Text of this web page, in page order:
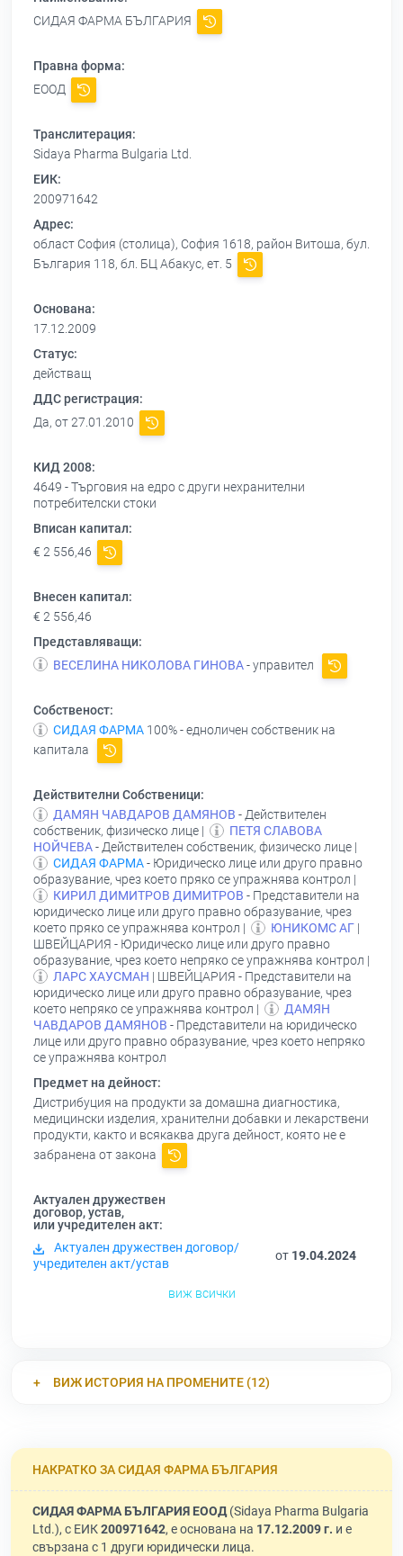
СИДАЯ ФАРМА БЪЛГАРИЯ
Правна форма:
ЕООД
Транслитерация:
Sidaya Pharma Bulgaria Ltd.
ЕИК:
200971642
Адрес:
област София (столица), София 1618, район Витоша, бул.
България 118, бл. БЦ Абакус, ет. 5
Основана:
17.12.2009
Статус:
действащ
ДДС регистрация:
Да, от 27.01.2010
КИД 2008:
4649 - Търговия на едро с други нехранителни
потребителски стоки
Вписан капитал:
€ 2 556,46
Внесен капитал:
€ 2 556,46
Представляващи:
ВЕСЕЛИНА НИКОЛОВА ГИНОВА- управител
Собственост:
СИДАЯ ФАРМА 100% - едноличен собственик на
капитала
Действителни Собственици:
ДАМЯН ЧАВДАРОВ ДАМЯНОВ - Действителен
собственик, физическо лице |
ПЕТЯ СЛАВОВА
НОЙЧЕВА- Действителен собственик, физическо лице |
СИДАЯ ФАРМА- Юридическо лице или друго правно
образувание, чрез което пряко се упражнява контрол |
КИРИЛ ДИМИТРОВ ДИМИТРОВ - Представители на
юридическо лице или друго правно образувание, чрез
което пряко се упражнява контрол |
ЮНИКОМС АГ |
ШВЕЙЦАРИЯ - Юридическо лице или друго правно
образувание, чрез което непряко се упражнява контрол |
ЛАРС ХАУСМАН | ШВЕЙЦАРИЯ - Представители на
юридическо лице или друго правно образувание, чрез
което непряко се упражнява контрол |
ДАМЯН
ЧАВДАРОВ ДАМЯНОВ - Представители на юридическо
лице или друго правно образувание, чрез което непряко
се упражнява контрол
Предмет на дейност:
Дистрибуция на продукти за домашна диагностика,
медицински изделия, хранителни добавки и лекарствени
продукти, както и всякаква друга дейност, която не е
забранена от закона
Актуален дружествен
договор, устав,
или учредителен акт:
Актуален дружествен договор/
учредителен акт/устав
от 19.04.2024
виж всички
ВИЖ ИСТОРИЯ НА ПРОМЕНИТЕ (12)
НАКРАТКО ЗА СИДАЯ ФАРМА БЪЛГАРИЯ
СИДАЯ ФАРМА БЪЛГАРИЯ ЕООД(Sidaya Pharma Bulgaria
Ltd.), с ЕИК200971642, е основана на 17.12.2009 г. и е
свързана с 1 други юридически лица.